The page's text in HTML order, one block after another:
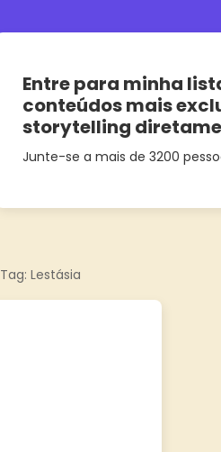
Entre para minha
conteúdos mais
storytelling
Junte-se a mais de 3200
Tag: Lestásia